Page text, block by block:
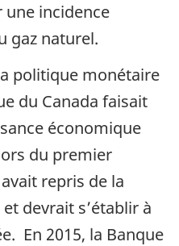
incidence
gaz naturel.
politique monétaire
du Canada faisait
économique
du premier
repris de la
devrait s’établir à
En 2015, la Banque